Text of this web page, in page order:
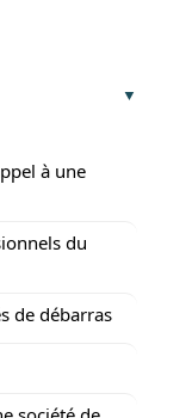
à une
du
de débarras